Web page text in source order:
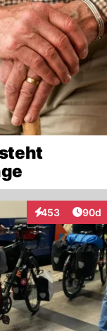
453
Interaktionen
90d